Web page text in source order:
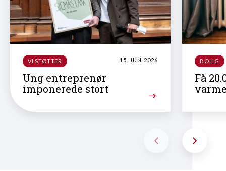
VI STØTTER 15. JUN 2026
Ung entreprenør
imponerede stort
BOLIG
Få